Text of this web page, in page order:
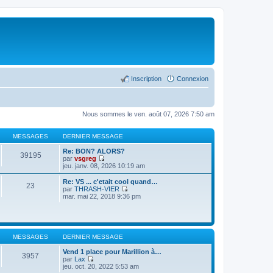
Connexion
Inscription
Nous sommes le ven. août 07, 2026 7:50 am
MESSAGES DERNIER MESSAGE
39195
Re: BON? ALORS?
par vsgreg
C
o
n
s
u
l
r
l
e
d
e
n
jeu. janv. 08, 2026 10:19 am
23
Re: VS ... c'etait cool quand…
par THRASH-VIER
C
u
l
e
r
e
mar. mai 22, 2018 9:36 pm
MESSAGES DERNIER MESSAGE
3957
Vend 1 place pour Marillion à…
par Lax
C
jeu. oct. 20, 2022 5:53 am